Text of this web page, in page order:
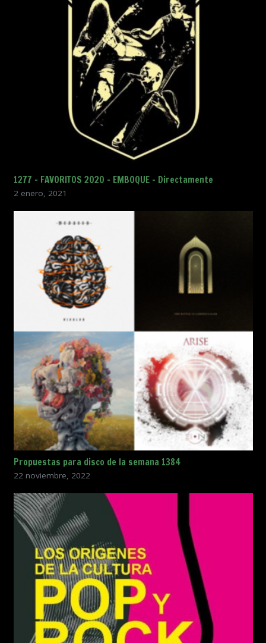
1277 – FAVORITOS 2020 – EMBOQUE – Directamente
2 enero, 2021
Propuestas para disco de la semana 1384
22 noviembre, 2022